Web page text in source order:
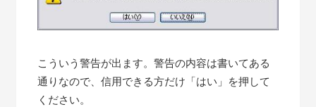
こういう警告が出ます。警告の内容は書いてある
通りなので、信用できる方だけ「はい」を押して
ください。